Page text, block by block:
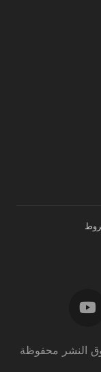
النشر محفوظة